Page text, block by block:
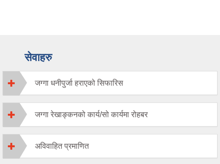
सेवाहरु
जग्गा धनीपुर्जा हराएको सिफारिस
जग्गा रेखाङ्कनको कार्य/सो कार्यमा रोहबर
अविवाहित प्रमाणित